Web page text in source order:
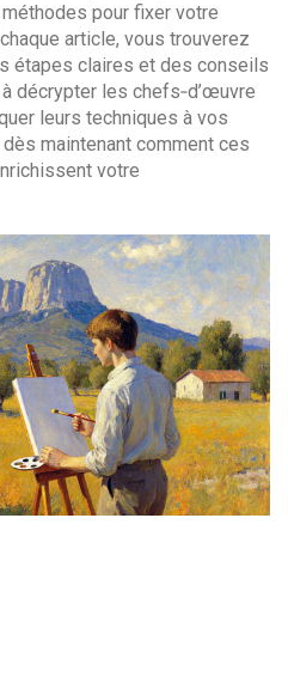
pour fixer votre
article, vous trouverez
étapes claires et des conseils
décrypter les chefs‑d’œuvre
leurs techniques à vos
maintenant comment ces
votre